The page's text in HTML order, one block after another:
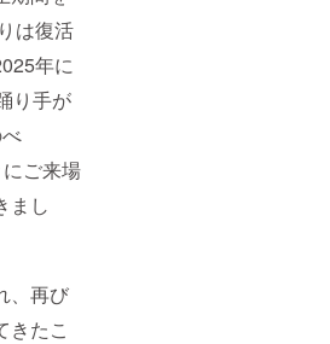
は復活
年に
り手が
ご来場
まし
、再び
きたこ